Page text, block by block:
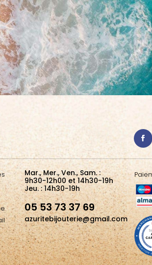
Mar., Mer., Ven., Sam. :
9h30-12h00 et 14h30-19h
Jeu. : 14h30-19h
05 53 73 37 69
azuritebijouterie@gmail.com